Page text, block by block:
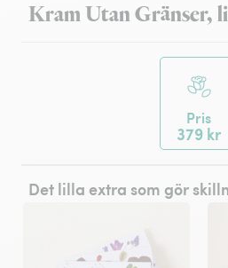
Kram Utan Gränser,
Pris
379 kr
Det lilla extra som gör